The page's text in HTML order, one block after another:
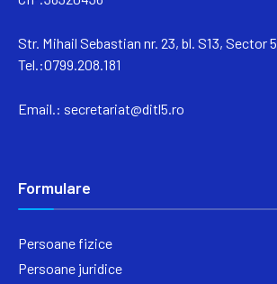
Str. Mihail Sebastian nr. 23, bl. S13, Sector 5
Tel.:0799.208.181
Email.: secretariat@ditl5.ro
Formulare
Persoane fizice
Persoane juridice